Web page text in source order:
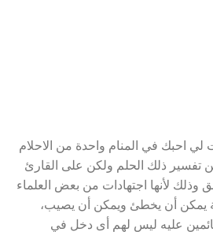
لي احبك في المنام واحدة من الاحلام
عن تفسير ذلك الحلم ولكن على القارئ
وذلك لأنها اجتهادات من بعض العلماء
يمكن أن يخطئ ويمكن أن يصيب،
عليه ليس لهم أى دخل في